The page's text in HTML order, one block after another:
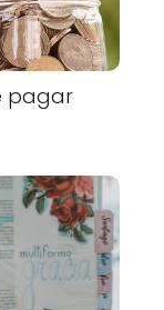
pagar